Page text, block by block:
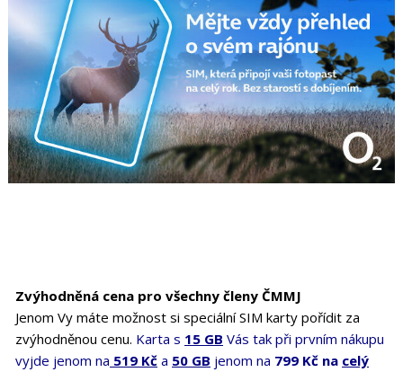
Zvýhodněná cena pro všechny členy ČMMJ
Jenom Vy máte možnost si speciální SIM karty pořídit za
zvýhodněnou cenu. Karta s 15 GB Vás tak při prvním nákupu
vyjde jenom na 519 Kč a 50 GB jenom na 799 Kč na celý